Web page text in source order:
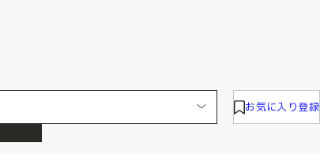
お気に入り登録